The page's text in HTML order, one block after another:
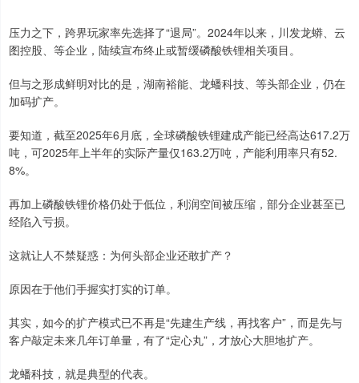
压力之下，跨界玩家率先选择了“退局”。2024年以来，川发龙蟒、云
图控股、等企业，陆续宣布终止或暂缓磷酸铁锂相关项目。
但与之形成鲜明对比的是，湖南裕能、龙蟠科技、等头部企业，仍在
加码扩产。
要知道，截至2025年6月底，全球磷酸铁锂建成产能已经高达617.2万
吨，可2025年上半年的实际产量仅163.2万吨，产能利用率只有52.
8%。
再加上磷酸铁锂价格仍处于低位，利润空间被压缩，部分企业甚至已
经陷入亏损。
这就让人不禁疑惑：为何头部企业还敢扩产？
原因在于他们手握实打实的订单。
其实，如今的扩产模式已不再是“先建生产线，再找客户”，而是先与
客户敲定未来几年订单量，有了“定心丸”，才放心大胆地扩产。
龙蟠科技，就是典型的代表。